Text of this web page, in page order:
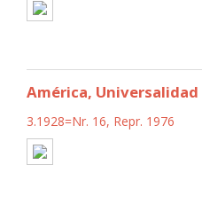
América, Universalidad
3.1928=Nr. 16, Repr. 1976